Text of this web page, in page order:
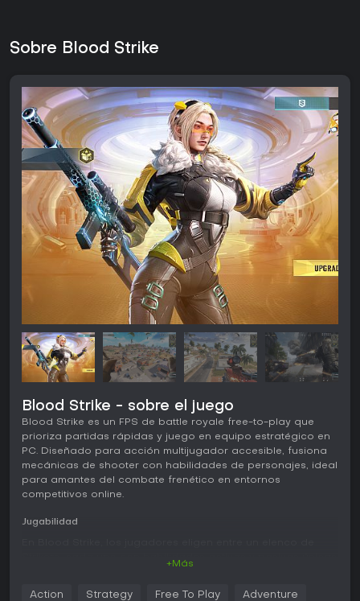
Sobre Blood Strike
Blood Strike - sobre el juego
Blood Strike es un FPS de battle royale free-to-play que
prioriza partidas rápidas y juego en equipo estratégico en
PC. Diseñado para acción multijugador accesible, fusiona
mecánicas de shooter con habilidades de personajes, ideal
para amantes del combate frenético en entornos
competitivos online.
Jugabilidad
+Más
Action Strategy Free To Play Adventure